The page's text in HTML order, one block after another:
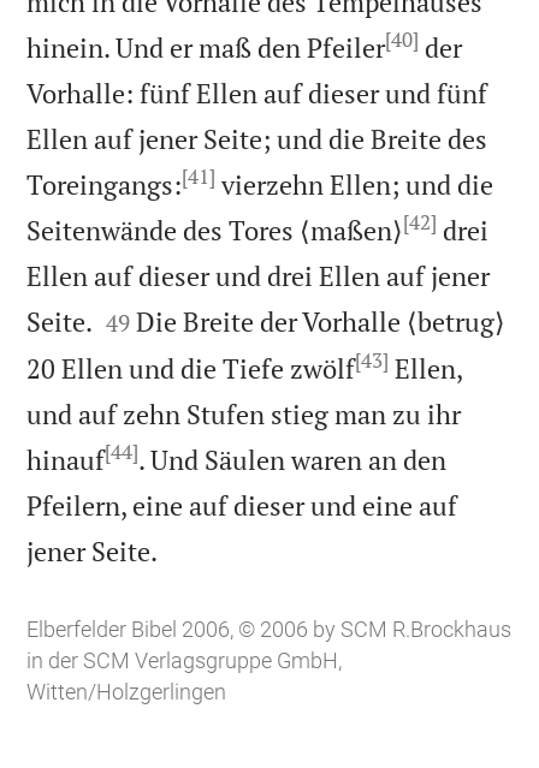
hinein. Und er maß den Pfeiler[40] der
Vorhalle: fünf Ellen auf dieser und fünf
Ellen auf jener Seite; und die Breite des
Toreingangs:[41] vierzehn Ellen; und die
Seitenwände des Tores ⟨maßen⟩[42] drei
Ellen auf dieser und drei Ellen auf jener
Seite. 

49 Die Breite der Vorhalle ⟨betrug⟩
20 Ellen und die Tiefe zwölf[43] Ellen,
und auf zehn Stufen stieg man zu ihr
hinauf[44]. Und Säulen waren an den
Pfeilern, eine auf dieser und eine auf
jener Seite.
Elberfelder Bibel 2006, © 2006 by SCM R.Brockhaus
in der SCM Verlagsgruppe GmbH,
Witten/Holzgerlingen